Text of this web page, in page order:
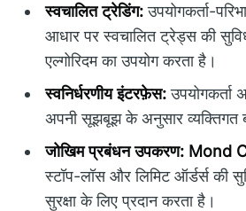
स्वचालित ट्रेडिंग:उपयोगकर्ता-
आधार पर स्वचालित ट्रेड्स की
एल्गोरिदम का उपयोग करता है।
स्वनिर्धरणीय इंटरफ़ेस:उपयोगकर्ता
अपनी सूझबूझ के अनुसार व्यक्तिगत
जोखिम प्रबंधन उपकरण: Mond
स्टॉप-लॉस और लिमिट ऑर्डर्स की
सुरक्षा के लिए प्रदान करता है।